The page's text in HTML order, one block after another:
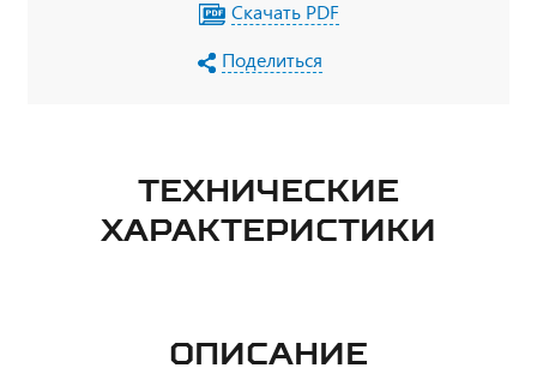
Скачать PDF
Поделиться
ТЕХНИЧЕСКИЕ
ХАРАКТЕРИСТИКИ
ОПИСАНИЕ